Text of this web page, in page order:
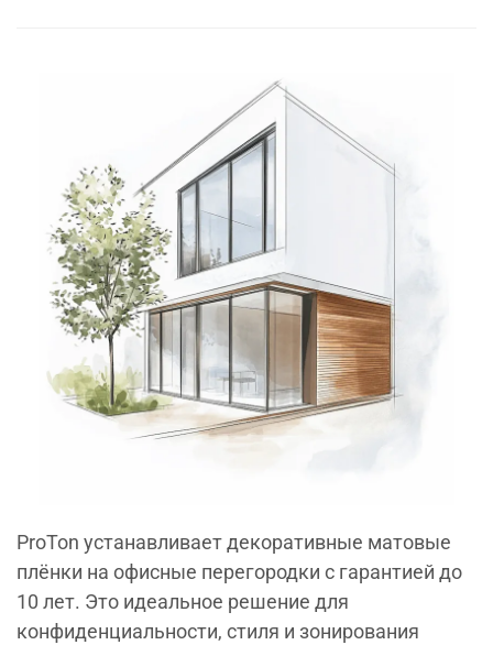
ProTon устанавливает декоративные матовые
плёнки на офисные перегородки с гарантией до
10 лет. Это идеальное решение для
конфиденциальности, стиля и зонирования